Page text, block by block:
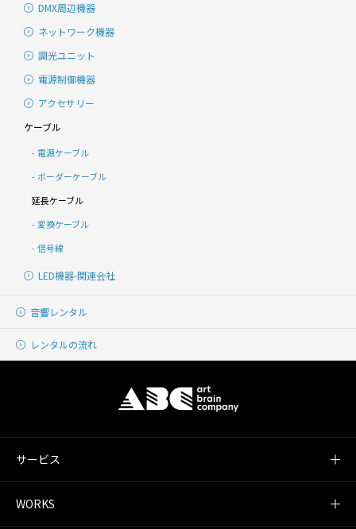
DMX周辺機器
ネットワーク機器
調光ユニット
電源制御機器
アクセサリー
ケーブル
電源ケーブル
ボーダーケーブル
延長ケーブル
変換ケーブル
信号線
LED機器-関連会社
音響レンタル
レンタルの流れ
サービス
WORKS